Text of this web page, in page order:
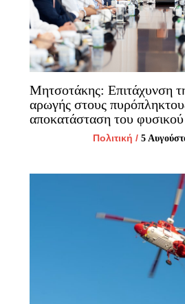
Μητσοτάκης: Επιτάχυνση
αρωγής στους
αποκατάσταση του φυσικού
Πολιτική / 5